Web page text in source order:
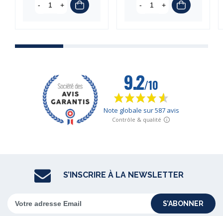
- + - +
S’INSCRIRE À LA NEWSLETTER
S’ABONNER